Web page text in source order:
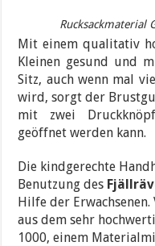
Rucksackmaterial
Mit einem qualitativ
Kleinen gesund und
Sitz, auch wenn mal
wird, sorgt der
mit zwei
geöffnet werden kann.
Die kindgerechte
Benutzung des
Hilfe der
aus dem sehr
1000, einem